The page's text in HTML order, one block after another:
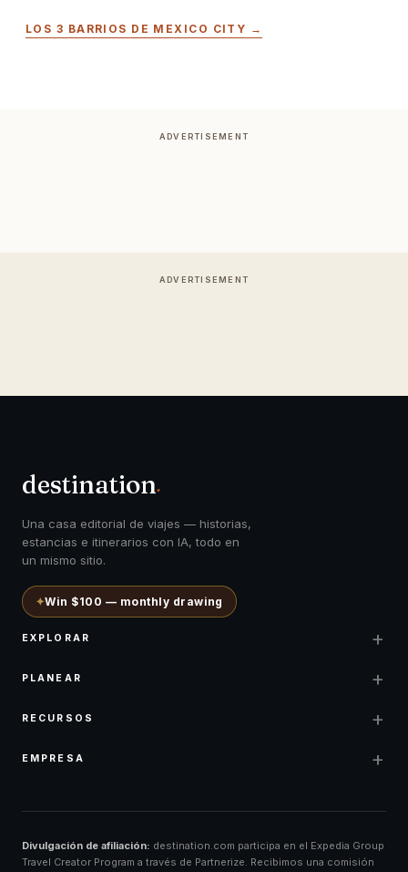
LOS 3 BARRIOS DE MEXICO CITY →
ADVERTISEMENT
ADVERTISEMENT
destination.
Una casa editorial de viajes — historias,
estancias e itinerarios con IA, todo en
un mismo sitio.
✦Win $100 — monthly drawing
EXPLORAR +
PLANEAR +
RECURSOS +
EMPRESA +
Divulgación de afiliación: destination.com participa en el Expedia Group
Travel Creator Program a través de Partnerize. Recibimos una comisión